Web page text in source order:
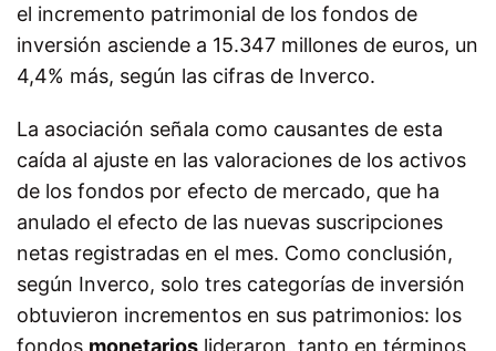
el incremento patrimonial de los fondos de
inversión asciende a 15.347 millones de euros, un
4,4% más, según las cifras de Inverco.
La asociación señala como causantes de esta
caída al ajuste en las valoraciones de los activos
de los fondos por efecto de mercado, que ha
anulado el efecto de las nuevas suscripciones
netas registradas en el mes. Como conclusión,
según Inverco, solo tres categorías de inversión
obtuvieron incrementos en sus patrimonios: los
fondos monetarios lideraron, tanto en términos